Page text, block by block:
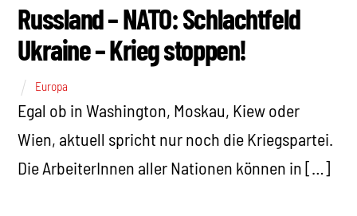
Russland – NATO: Schlachtfeld
Ukraine – Krieg stoppen!
Europa
Egal ob in Washington, Moskau, Kiew oder
Wien, aktuell spricht nur noch die Kriegspartei.
Die ArbeiterInnen aller Nationen können in […]